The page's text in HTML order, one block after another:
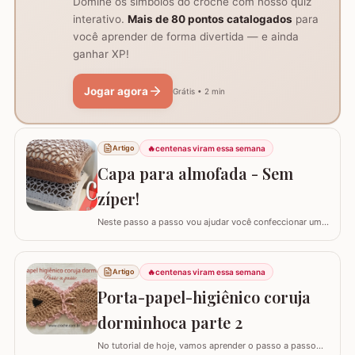
interativo. Mais de 80 pontos catalogados para
você aprender de forma divertida — e ainda
ganhar XP!
Jogar agora Grátis • 2 min
Artigo 🔥centenas viram essa semana
Capa para almofada - Sem
zíper!
Neste passo a passo vou ajudar você confeccionar uma
fechar. Ela é toda feita apenas em crochê mas, não
vamos abrir mão da praticidade de tirar a capa quando
precisar lavar. Utilizei o fio Barroco Maxcolor nº6 da
Círculo Produtos. Fio 100%…
Artigo 🔥centenas viram essa semana
Porta-papel-higiênico coruja
dorminhoca parte 2
No tutorial de hoje, vamos aprender o passo a passo